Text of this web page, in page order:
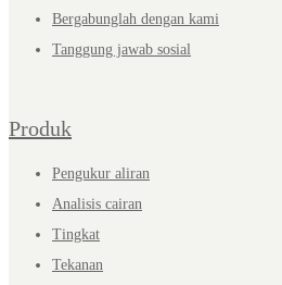
Bergabunglah dengan kami
Tanggung jawab sosial
Produk
Pengukur aliran
Analisis cairan
Tingkat
Tekanan